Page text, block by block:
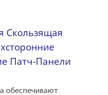
Скользящая
Патч-Панели
обеспечивают